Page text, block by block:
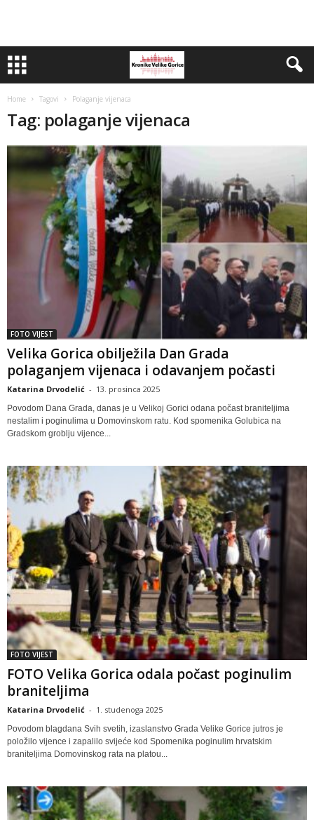
Home Tagovi Polaganje vijenaca
Tag: polaganje vijenaca
FOTO VIJEST
Velika Gorica obilježila Dan Grada
polaganjem vijenaca i odavanjem počasti
Katarina Drvodelić - 13. prosinca 2025
Povodom Dana Grada, danas je u Velikoj Gorici odana počast braniteljima
nestalim i poginulima u Domovinskom ratu. Kod spomenika Golubica na
Gradskom groblju vijence...
FOTO VIJEST
FOTO Velika Gorica odala počast poginulim
braniteljima
Katarina Drvodelić - 1. studenoga 2025
Povodom blagdana Svih svetih, izaslanstvo Grada Velike Gorice jutros je
položilo vijence i zapalilo svijeće kod Spomenika poginulim hrvatskim
braniteljima Domovinskog rata na platou...